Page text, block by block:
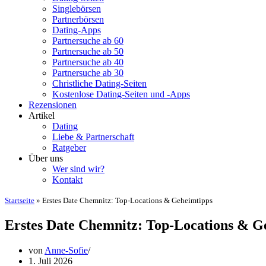
Singlebörsen
Partnerbörsen
Dating-Apps
Partnersuche ab 60
Partnersuche ab 50
Partnersuche ab 40
Partnersuche ab 30
Christliche Dating-Seiten
Kostenlose Dating-Seiten und -Apps
Rezensionen
Artikel
Dating
Liebe & Partnerschaft
Ratgeber
Über uns
Wer sind wir?
Kontakt
Startseite » Erstes Date Chemnitz: Top-Locations & Geheimtipps
Erstes Date Chemnitz: Top-Locations &
von Anne-Sofie
1. Juli 2026